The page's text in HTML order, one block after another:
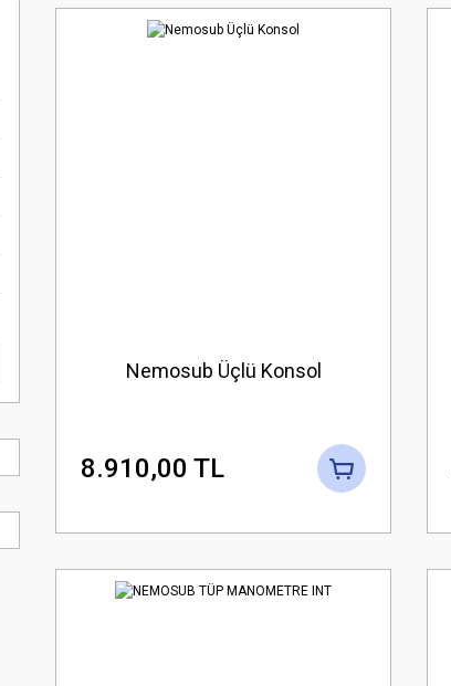
Nemosub Üçlü Konsol
8.910,00 TL